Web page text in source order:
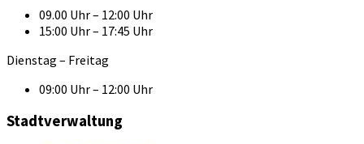
09.00 Uhr – 12:00 Uhr
15:00 Uhr – 17:45 Uhr
Dienstag – Freitag
09:00 Uhr – 12:00 Uhr
Stadtverwaltung